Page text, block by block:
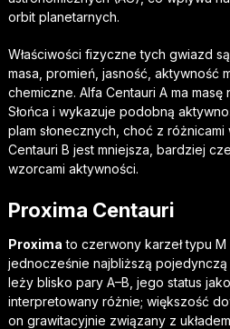
orbit planetarnych.
Właściwości fizyczne tych gwiazd
masa, promień, jasność, aktywność
chemiczne. Alfa Centauri A ma
Słońca i wykazuje podobną
plam słonecznych, choć z
Centauri B jest mniejsza, bardziej
wzorcami aktywności.
Proxima Centauri
Proxima to czerwony karzeł typu M
jednocześnie najbliższą pojedynczą
leży blisko pary A–B, jego status
interpretowany różnie; większość
on grawitacyjnie związany z